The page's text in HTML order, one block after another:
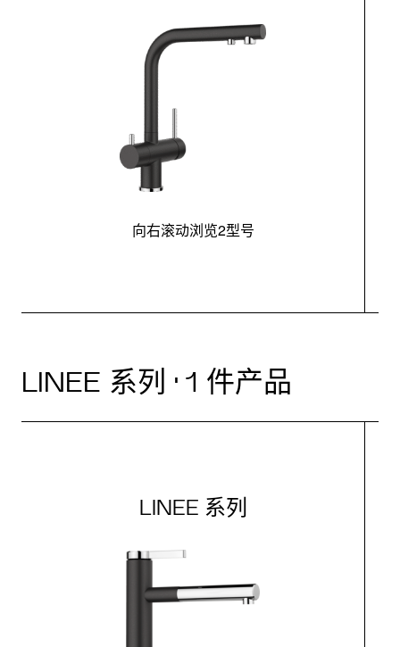
向右滚动浏览2型号
LINEE 系列 · 1 件产品
LINEE 系列